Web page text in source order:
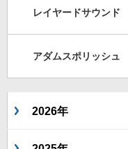
レイヤードサウンド
アダムスポリッシュ
2026年